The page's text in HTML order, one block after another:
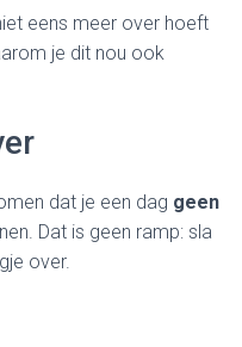
eens meer over hoeft
je dit nou ook
dat je een dag geen
Dat is geen ramp: sla
over.